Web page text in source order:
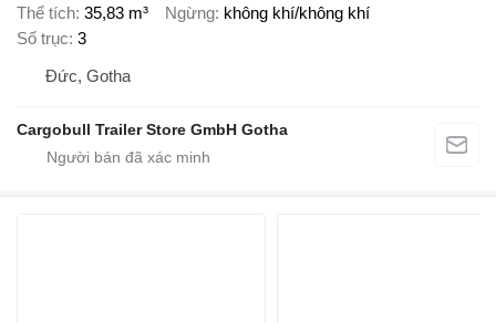
Thể tích 35,83 m³ Ngừng không khí/không khí
Số trục 3
Đức, Gotha
Cargobull Trailer Store GmbH Gotha